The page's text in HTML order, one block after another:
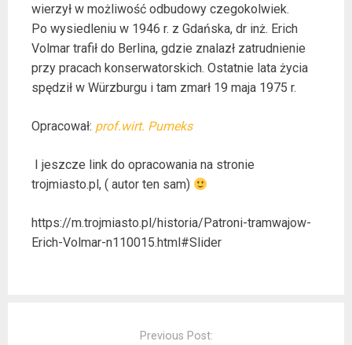
wierzył w możliwość odbudowy czegokolwiek.
Po wysiedleniu w 1946 r. z Gdańska, dr inż. Erich
Volmar trafił do Berlina, gdzie znalazł zatrudnienie
przy pracach konserwatorskich. Ostatnie lata życia
spędził w Würzburgu i tam zmarł 19 maja 1975 r.
Opracował: prof.wirt. Pumeks
I jeszcze link do opracowania na stronie
trojmiasto.pl, ( autor ten sam)
https://m.trojmiasto.pl/historia/Patroni-tramwajow-
Erich-Volmar-n110015.html#Slider
Previous Post: